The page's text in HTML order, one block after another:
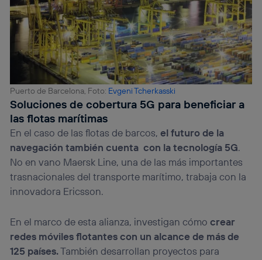
Puerto de Barcelona, Foto: Evgeni Tcherkasski
Soluciones de cobertura 5G para beneficiar a
las flotas marítimas
En el caso de las flotas de barcos, el futuro de la
navegación también cuenta con la tecnología 5G.
No en vano Maersk Line, una de las más importantes
trasnacionales del transporte marítimo, trabaja con la
innovadora Ericsson.
En el marco de esta alianza, investigan cómocrear
redes móviles flotantes con un alcance de más de
125 países.También desarrollan proyectos para